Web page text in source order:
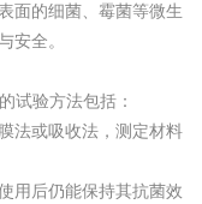
面的细菌、霉菌等微生
安全。
试验方法包括：
法或吸收法，测定材料
用后仍能保持其抗菌效
验
化妆品皮肤变态反